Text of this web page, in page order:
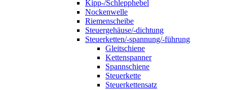
Kipp-/Schlepphebel
Nockenwelle
Riemenscheibe
Steuergehäuse/-dichtung
Steuerketten/-spannung/-führung
Gleitschiene
Kettenspanner
Spannschiene
Steuerkette
Steuerkettensatz